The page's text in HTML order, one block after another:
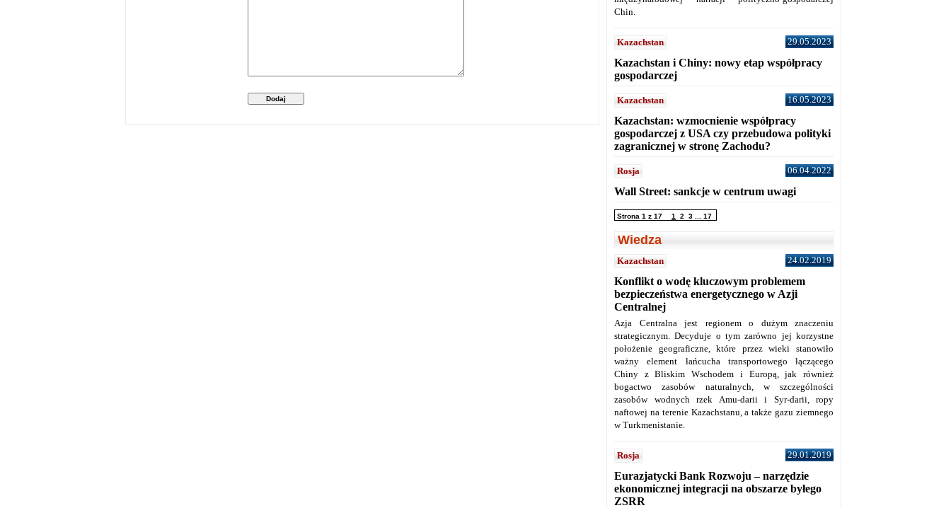
Dodaj
Chin.
Kazachstan 29.05.2023
Kazachstan i Chiny: nowy etap współpracy
gospodarczej
Kazachstan 16.05.2023
Kazachstan: wzmocnienie współpracy
gospodarczej z USA czy przebudowa polityki
zagranicznej w stronę Zachodu?
Rosja 06.04.2022
Wall Street: sankcje w centrum uwagi
Strona 1 z 17 1 2 3 17
Wiedza
Kazachstan 24.02.2019
Konflikt o wodę kluczowym problemem
bezpieczeństwa energetycznego w Azji
Centralnej
Azja Centralna jest regionem o dużym znaczeniu
strategicznym. Decyduje o tym zarówno jej korzystne
położenie geograficzne, które przez wieki stanowiło
ważny element łańcucha transportowego łączącego
Chiny z Bliskim Wschodem i Europą, jak również
bogactwo zasobów naturalnych, w szczególności
zasobów wodnych rzek Amu-darii i Syr-darii, ropy
naftowej na terenie Kazachstanu, a także gazu ziemnego
w Turkmenistanie.
Rosja 29.01.2019
Eurazjatycki Bank Rozwoju – narzędzie
ekonomicznej integracji na obszarze byłego
ZSRR